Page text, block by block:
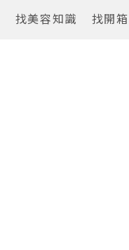
找美容知識 找開